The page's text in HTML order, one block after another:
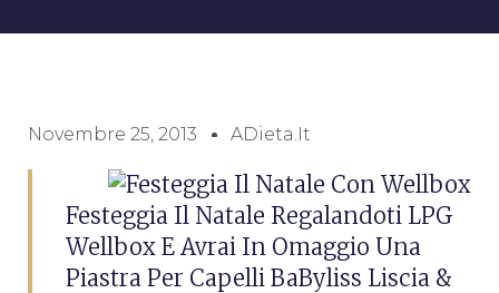
Novembre 25, 2013 ADieta.it
Festeggia Il Natale Regalandoti LPG
Wellbox E Avrai In Omaggio Una
Piastra Per Capelli BaByliss Liscia &